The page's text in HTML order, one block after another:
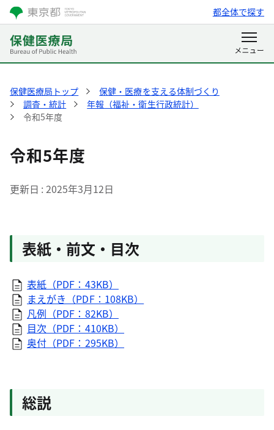
都全体で探す
保健医療局トップ
保健・医療を支える体制づくり
調査・統計
年報（福祉・衛生行政統計）
令和5年度
令和5年度
更新日 2025年3月12日
表紙・前文・目次
表紙（PDF：43KB）
まえがき（PDF：108KB）
凡例（PDF：82KB）
目次（PDF：410KB）
奥付（PDF：295KB）
総説